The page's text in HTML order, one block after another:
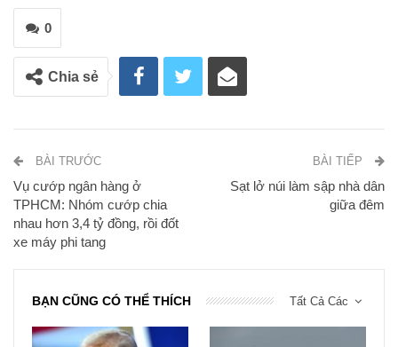
0
Chia sẻ
BÀI TRƯỚC
Vụ cướp ngân hàng ở
TPHCM: Nhóm cướp chia
nhau hơn 3,4 tỷ đồng, rồi đốt
xe máy phi tang
BÀI TIẾP
Sạt lở núi làm sập nhà dân
giữa đêm
Tất Cả Các
BẠN CŨNG CÓ THỂ THÍCH